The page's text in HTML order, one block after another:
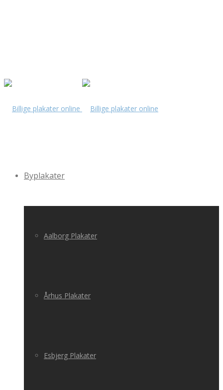
Byplakater
Aalborg Plakater
Århus Plakater
Esbjerg Plakater